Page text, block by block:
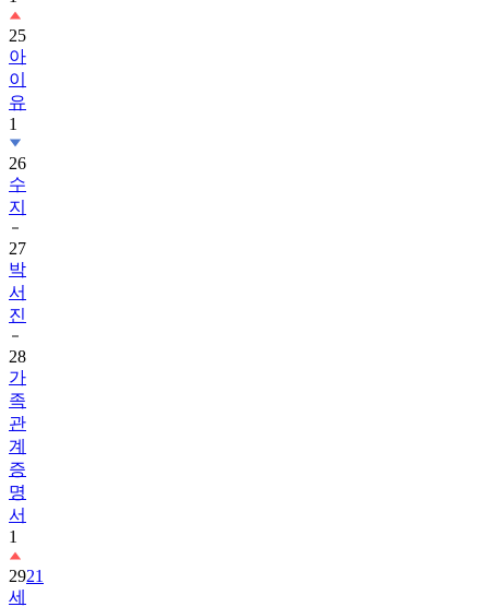
25
아
이
유
1
26
수
지
27
박
서
진
28
가
족
관
계
증
명
서
1
2921
세